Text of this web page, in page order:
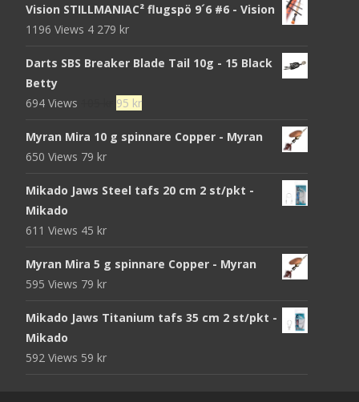
Vision STILLMANIAC² flugspö 9´6 #6 - Vision
1196 Views 4 279 kr
Darts SBS Breaker Blade Tail 10g - 15 Black
Betty
694 Views
Det
priset
95 krDet
priset
Myran Mira 10 g spinnare Copper - Myran
650 Views 79 kr
Mikado Jaws Steel tafs 20 cm 2 st/pkt -
Mikado
611 Views 45 kr
Myran Mira 5 g spinnare Copper - Myran
595 Views 79 kr
Mikado Jaws Titanium tafs 35 cm 2 st/pkt -
Mikado
592 Views 59 kr